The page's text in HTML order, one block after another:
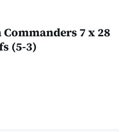
7 x 28
(5-3)